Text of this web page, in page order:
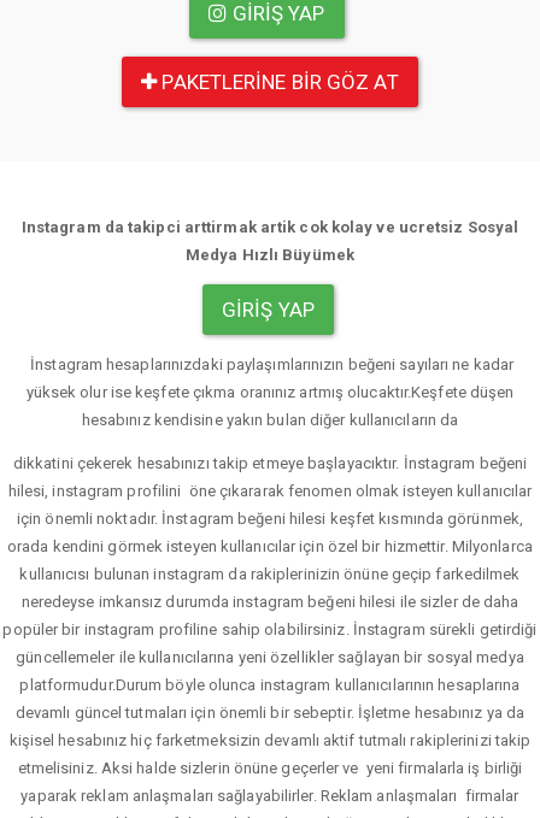
GIRIŞ YAP
PAKETLERINE BIR GÖZ AT
Instagram da takipci arttirmak artik cok kolay ve ucretsiz Sosyal
Medya Hızlı Büyümek
GIRIŞ YAP
İnstagram hesaplarınızdaki paylaşımlarınızın beğeni sayıları ne kadar
yüksek olur ise keşfete çıkma oranınız artmış olucaktır.Keşfete düşen
hesabınız kendisine yakın bulan diğer kullanıcıların da
dikkatini çekerek hesabınızı takip etmeye başlayacıktır. İnstagram beğeni
hilesi, instagram profilini öne çıkararak fenomen olmak isteyen kullanıcılar
için önemli noktadır. İnstagram beğeni hilesi keşfet kısmında görünmek,
orada kendini görmek isteyen kullanıcılar için özel bir hizmettir. Milyonlarca
kullanıcısı bulunan instagram da rakiplerinizin önüne geçip farkedilmek
neredeyse imkansız durumda instagram beğeni hilesi ile sizler de daha
popüler bir instagram profiline sahip olabilirsiniz. İnstagram sürekli getirdiği
güncellemeler ile kullanıcılarına yeni özellikler sağlayan bir sosyal medya
platformudur.Durum böyle olunca instagram kullanıcılarının hesaplarına
devamlı güncel tutmaları için önemli bir sebeptir. İşletme hesabınız ya da
kişisel hesabınız hiç farketmeksizin devamlı aktif tutmalı rakiplerinizi takip
etmelisiniz. Aksi halde sizlerin önüne geçerler ve yeni firmalarla iş birliği
yaparak reklam anlaşmaları sağlayabilirler. Reklam anlaşmaları firmalar